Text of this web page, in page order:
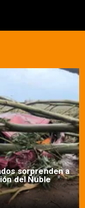
sorprenden a
del Ñuble